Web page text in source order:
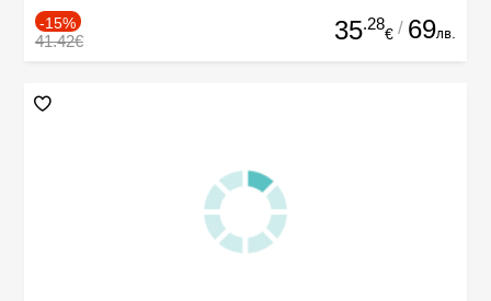
-15%
41.42€ 35.28
€ / 69лв.